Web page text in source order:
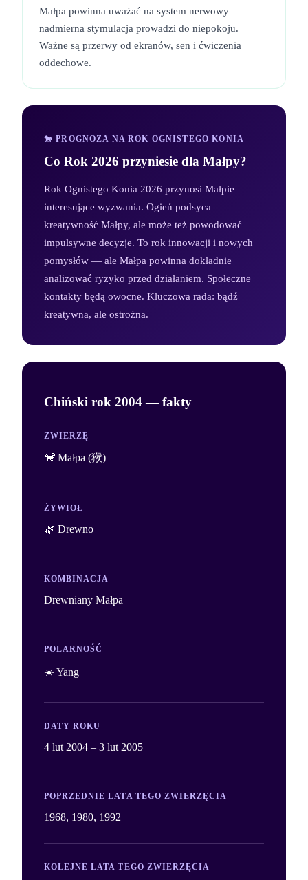
Małpa powinna uważać na system nerwowy —
nadmierna stymulacja prowadzi do niepokoju.
Ważne są przerwy od ekranów, sen i ćwiczenia
oddechowe.
🐎 PROGNOZA NA ROK OGNISTEGO KONIA
Co Rok 2026 przyniesie dla Małpy?
Rok Ognistego Konia 2026 przynosi Małpie
interesujące wyzwania. Ogień podsyca
kreatywność Małpy, ale może też powodować
impulsywne decyzje. To rok innowacji i nowych
pomysłów — ale Małpa powinna dokładnie
analizować ryzyko przed działaniem. Społeczne
kontakty będą owocne. Kluczowa rada: bądź
kreatywna, ale ostrożna.
Chiński rok 2004— fakty
ZWIERZĘ
🐒 Małpa (猴)
ŻYWIOŁ
🌿 Drewno
KOMBINACJA
Drewniany Małpa
POLARNOŚĆ
☀️ Yang
DATY ROKU
4 lut 2004 – 3 lut 2005
POPRZEDNIE LATA TEGO ZWIERZĘCIA
1968, 1980, 1992
KOLEJNE LATA TEGO ZWIERZĘCIA